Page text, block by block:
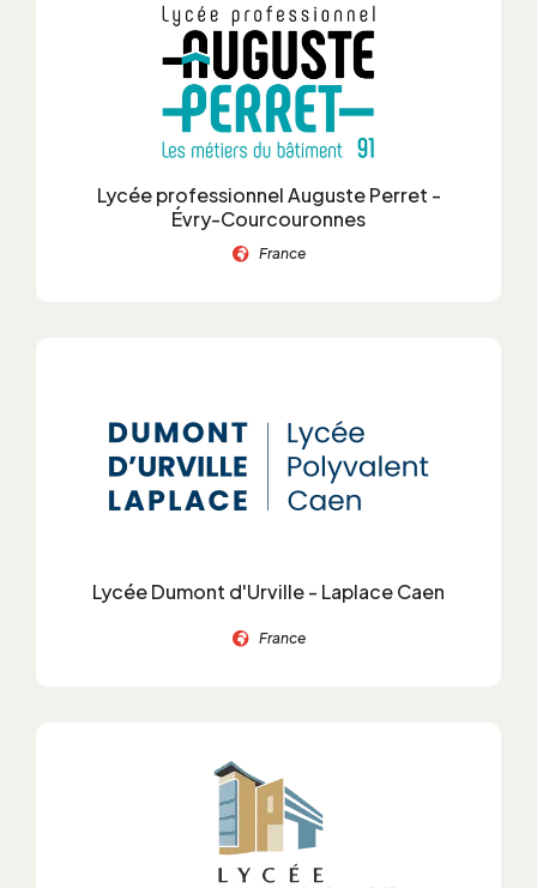
Lycée professionnel Auguste Perret -
Évry-Courcouronnes
France
Lycée Dumont d'Urville - Laplace Caen
France